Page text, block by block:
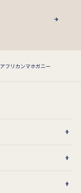
アフリカンマホガニー